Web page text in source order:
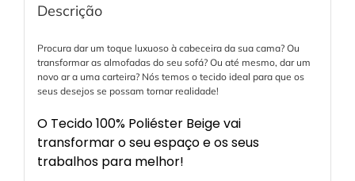
Descrição
Procura dar um toque luxuoso à cabeceira da sua cama? Ou
transformar as almofadas do seu sofá? Ou até mesmo, dar um
novo ar a uma carteira? Nós temos o tecido ideal para que os
seus desejos se possam tornar realidade!
O Tecido 100% Poliéster Beige vai
transformar o seu espaço e os seus
trabalhos para melhor!